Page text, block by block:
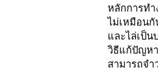
หลักการท
ไม่เหมือนกั
และไล่เป็
วิธีแก้ปัญห
สามารถจำ